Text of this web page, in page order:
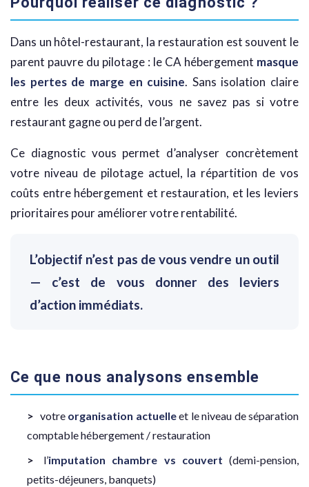
Dans un hôtel-restaurant, la restauration est souvent le
parent pauvre du pilotage : le CA hébergement masque
les pertes de marge en cuisine. Sans isolation claire
entre les deux activités, vous ne savez pas si votre
restaurant gagne ou perd de l’argent.
Ce diagnostic vous permet d’analyser concrètement
votre niveau de pilotage actuel, la répartition de vos
coûts entre hébergement et restauration, et les leviers
prioritaires pour améliorer votre rentabilité.
L’objectif n’est pas de vous vendre un outil
— c’est de vous donner des leviers
d’action immédiats.
Ce que nous analysons ensemble
votre organisation actuelleet le niveau de séparation
comptable hébergement / restauration
l’imputation chambre vs couvert (demi-pension,
petits-déjeuners, banquets)